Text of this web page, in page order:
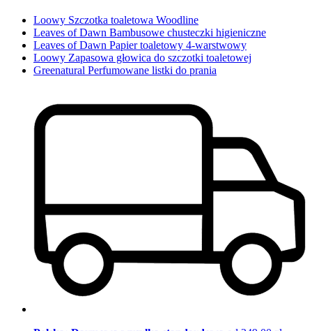
Loowy Szczotka toaletowa Woodline
Leaves of Dawn Bambusowe chusteczki higieniczne
Leaves of Dawn Papier toaletowy 4-warstwowy
Loowy Zapasowa głowica do szczotki toaletowej
Greenatural Perfumowane listki do prania